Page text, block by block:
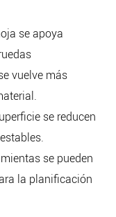
se apoya
vuelve más
se reducen
se pueden
la planificación